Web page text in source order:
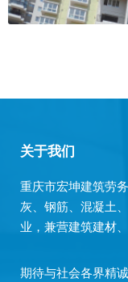
关于我们
重庆市宏坤建筑劳
灰、钢筋、混凝土
业，兼营建筑建材
期待与社会各界精